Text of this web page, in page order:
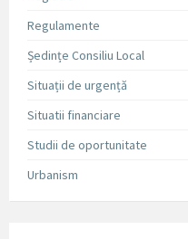
Regulamente
Ședințe Consiliu Local
Situații de urgență
Situatii financiare
Studii de oportunitate
Urbanism